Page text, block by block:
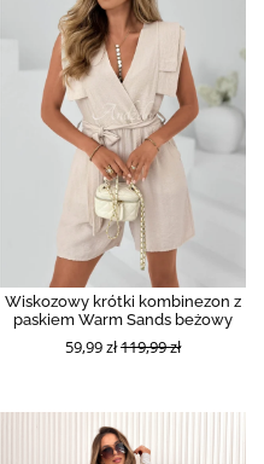
Wiskozowy krótki kombinezon z
paskiem Warm Sands beżowy
59,99 zł119,99 zł